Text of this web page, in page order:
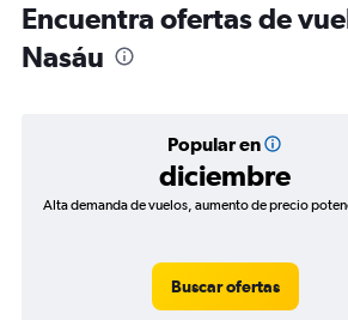
Encuentra ofertas de
Nasáu
Popular en
diciembre
Alta demanda de vuelos, aumento de precio
Buscar ofertas